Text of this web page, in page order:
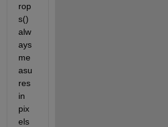
rop
s()
alw
ays
me
asu
res
in
pix
els